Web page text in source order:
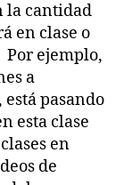
la cantidad
en clase o
Por ejemplo,
a
está pasando
esta clase
en
de